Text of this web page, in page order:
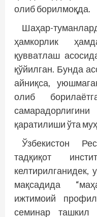
олиб борилмоқда.
Шаҳар-
ҳамкорлик
қувватлаш
қўйилган. Бунда
айниқса,
олиб
қаратилиши ўта
Ўзбекистон
тадқиқот
мақсадида
ижтимоий
семинар ташкил